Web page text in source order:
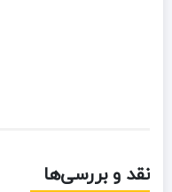
نقد و بررسی‌ها